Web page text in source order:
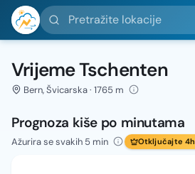
Pretražite lokacije
Vrijeme Tschenten
Bern, Švicarska · 1765 m
Prognoza kiše po minutama
Ažurira se svakih 5 min Otključajte 4h